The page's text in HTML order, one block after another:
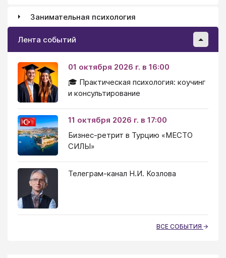
Занимательная психология
Лента событий
01 октября 2026 г. в 16:00
🎓 Практическая психология: коучинг
и консультирование
11 октября 2026 г. в 17:00
Бизнес-ретрит в Турцию «МЕСТО
СИЛЫ»
Телеграм-канал Н.И. Козлова
ВСЕ СОБЫТИЯ